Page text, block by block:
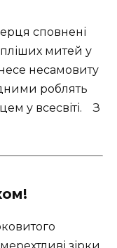
сповнені
митей у
несамовиту
роблять
у всесвіті. ‍ ‍ ‍ З